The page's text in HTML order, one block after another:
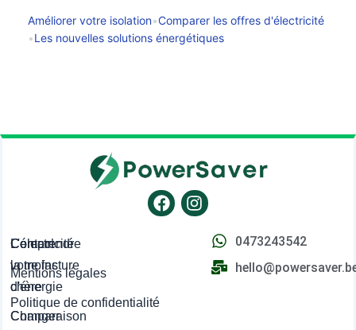
Améliorer votre isolation•Comparer les offres d'électricité
•Les nouvelles solutions énergétiques
FacebookInstagram
L'électricité
la moins
chère
Comparaison
Comprendre
votre facture
d'énergie
Changer
Contact
Mentions légales
Politique de confidentialité
0473243542